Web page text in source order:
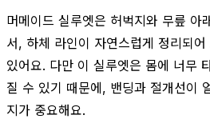
머메이드 실루엣은 허벅지와 무릎 아
서, 하체 라인이 자연스럽게 정리되
있어요. 다만 이 실루엣은 몸에 너무
질 수 있기 때문에, 밴딩과 절개선이
지가 중요해요.